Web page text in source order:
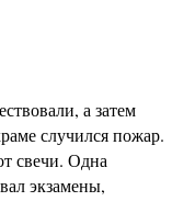
а затем
случился пожар.
свечи. Одна
экзамены,